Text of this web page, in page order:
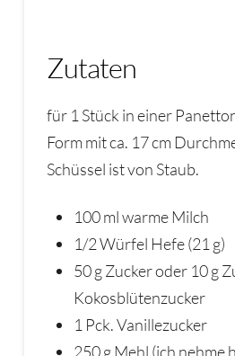
Zutaten
für 1 Stück in einer
Form mit ca. 17 cm
Schüssel ist von Staub.
100 ml warme Milch
1/2 Würfel Hefe (21 g)
50 g Zucker oder 10 g
Kokosblütenzucker
1 Pck. Vanillezucker
250 g Mehl (ich nehme